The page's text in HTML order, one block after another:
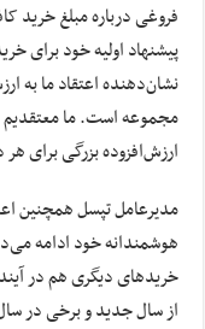
پیشنهاد اولیه خود برای
نشان‌دهنده اعتقاد ما به
مجموعه است. ما معتقدیم
ارزش‌افزوده بزرگی برای
مدیرعامل تپسل همچنین
هوشمندانه خود ادامه
خریدهای دیگری هم در
از سال جدید و برخی در